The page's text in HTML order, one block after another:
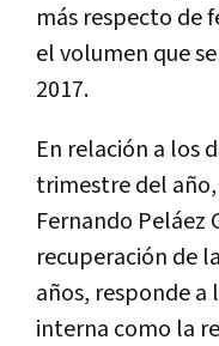
más respecto de
el volumen que
2017.
En relación a los
trimestre del año,
Fernando Peláez
recuperación de
años, responde a
interna como la